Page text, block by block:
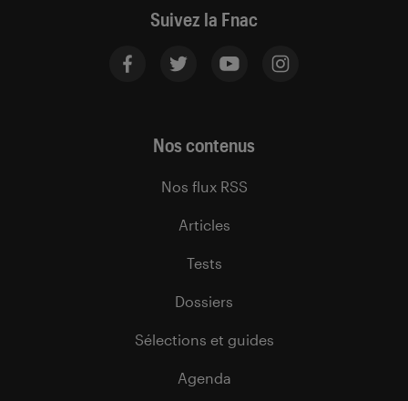
Suivez la Fnac
Nos contenus
Nos flux RSS
Articles
Tests
Dossiers
Sélections et guides
Agenda